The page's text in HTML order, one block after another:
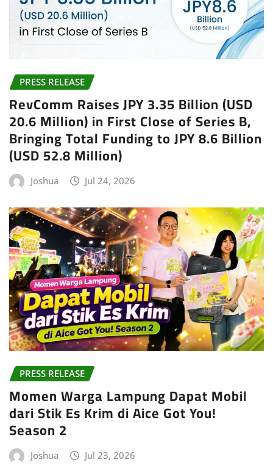
PRESS RELEASE
RevComm Raises JPY 3.35 Billion (USD
20.6 Million) in First Close of Series B,
Bringing Total Funding to JPY 8.6 Billion
(USD 52.8 Million)
Joshua Jul 24, 2026
PRESS RELEASE
Momen Warga Lampung Dapat Mobil
dari Stik Es Krim di Aice Got You!
Season 2
Joshua Jul 23, 2026